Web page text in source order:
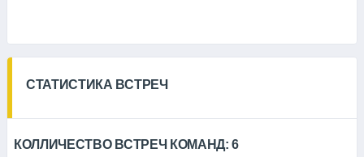
СТАТИСТИКА ВСТРЕЧ
КОЛЛИЧЕСТВО ВСТРЕЧ КОМАНД:6